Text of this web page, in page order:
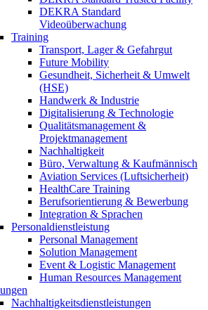
DEKRA Standard
Videoüberwachung
Training
Transport, Lager & Gefahrgut
Future Mobility
Gesundheit, Sicherheit & Umwelt
(HSE)
Handwerk & Industrie
Digitalisierung & Technologie
Qualitätsmanagement &
Projektmanagement
Nachhaltigkeit
Büro, Verwaltung & Kaufmännisch
Aviation Services (Luftsicherheit)
HealthCare Training
Berufsorientierung & Bewerbung
Integration & Sprachen
Personaldienstleistung
Personal Management
Solution Management
Event & Logistic Management
Human Resources Management
Nachhaltigkeitsdienstleistungen